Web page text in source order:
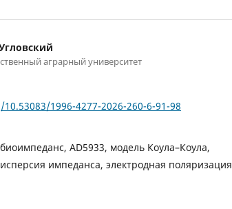
аграрный университет
1996-4277-2026-260-6-91-98
биоимпеданс, AD5933, модель Коула–Коула,
импеданса, электродная поляризация